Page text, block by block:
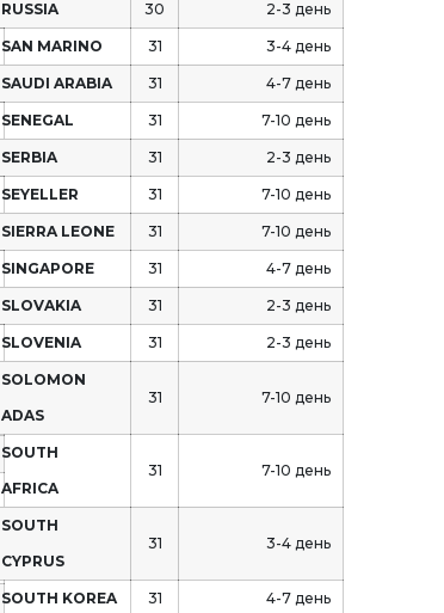
RUSSIA 30 2-3 день
SAN MARINO 31 3-4 день
SAUDI ARABIA 31 4-7 день
SENEGAL 31 7-10 день
SERBIA 31 2-3 день
SEYELLER 31 7-10 день
SIERRA LEONE 31 7-10 день
SINGAPORE 31 4-7 день
SLOVAKIA 31 2-3 день
SLOVENIA 31 2-3 день
SOLOMON
ADAS
31 7-10 день
SOUTH
AFRICA
31 7-10 день
SOUTH
CYPRUS
31 3-4 день
SOUTH KOREA 31 4-7 день